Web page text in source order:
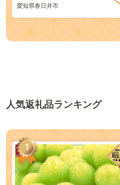
愛知県春日井市
人気返礼品ランキング
1